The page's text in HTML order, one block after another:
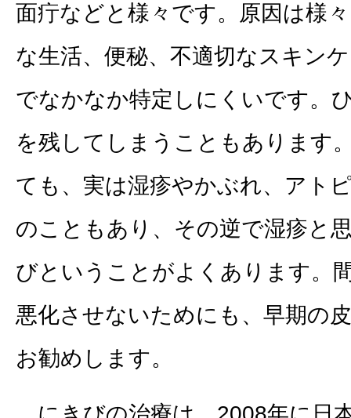
面疔などと様々です。原因は様
な生活、便秘、不適切なスキン
でなかなか特定しにくいです。
を残してしまうこともあります
ても、実は湿疹やかぶれ、アト
のこともあり、その逆で湿疹と
びということがよくあります。
悪化させないためにも、早期の
お勧めします。